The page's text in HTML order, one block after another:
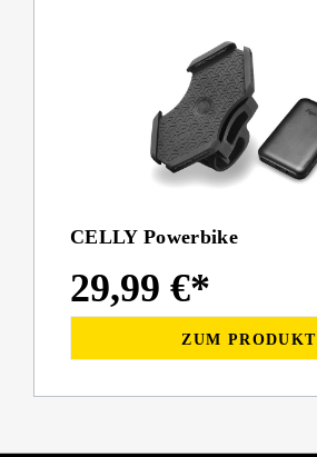
CELLY Powerbike
29,99 €*
ZUM PRODUKT